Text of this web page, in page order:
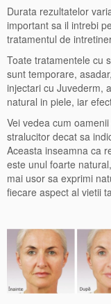
Durata rezultatelor
important sa il intrebi
tratamentul de
Toate tratamentele cu
sunt temporare,
injectari cu Juvederm,
natural in piele, iar
Vei vedea cum
stralucitor decat sa
Aceasta inseamna ca
este unul foarte
mai usor sa exprimi
fiecare aspect al vietii